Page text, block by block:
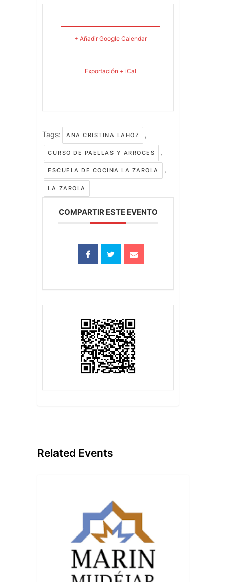
+ Añadir Google Calendar
Exportación + iCal
Tags: ANA CRISTINA LAHOZ ,
CURSO DE PAELLAS Y ARROCES ,
ESCUELA DE COCINA LA ZAROLA ,
LA ZAROLA
COMPARTIR ESTE EVENTO
Related Events